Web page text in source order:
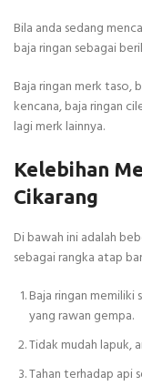
Bila anda sedang
baja ringan sebagai
Baja ringan merk taso,
kencana, baja ringan
lagi merk lainnya.
Kelebihan
Cikarang
Di bawah ini adalah
sebagai rangka atap
Baja ringan
yang rawan gempa.
Tidak mudah lapuk,
Tahan terhadap api